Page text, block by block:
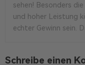
sehen! Besonders
und hoher Leistung
echter Gewinn sein.
Schreibe einen